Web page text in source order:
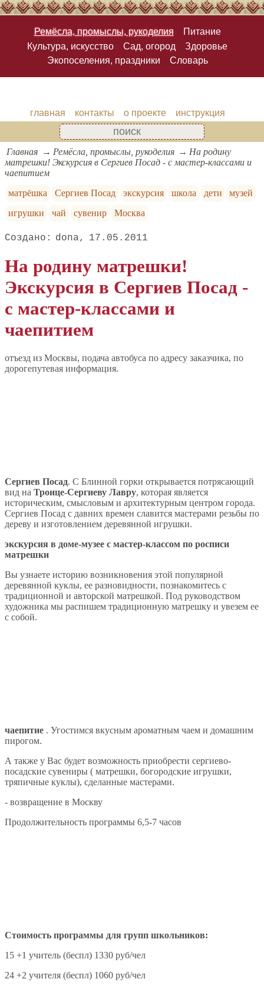
Ремёсла, промыслы, рукоделия
Питание
Культура, искусство
Сад, огород
Здоровье
Экопоселения, праздники
Словарь
главная контакты о проекте инструкция
Главная Ремёсла, промыслы, рукоделия
На родину
матрешки! Экскурсия в Сергиев Посад - с мастер-классами и
чаепитием
матрёшка
Сергиев Посад экскурсия школа дети
музей
игрушки
чай сувенир Москва
dona 17.05.2011
На родину матрешки!
Экскурсия в Сергиев Посад -
с мастер-классами и
чаепитием
отъезд из Москвы, подача автобуса по адресу заказчика, по
дорогепутевая информация.
Сергиев Посад. С Блинной горки открывается потрясающий
вид на Троице-Сергиеву Лавру, которая является
историческим, смысловым и архитектурным центром города.
Сергиев Посад с давних времен славится мастерами резьбы по
дереву и изготовлением деревянной игрушки.
экскурсия в доме-музее с мастер-классом по росписи
матрешки
Вы узнаете историю возникновения этой популярной
деревянной куклы, ее разновидности, познакомитесь с
традиционной и авторской матрешкой. Под руководством
художника мы распишем традиционную матрешку и увезем ее
с собой.
чаепитие . Угостимся вкусным ароматным чаем и домашним
пирогом.
А также у Вас будет возможность приобрести сергиево-
посадские сувениры ( матрешки, богородские игрушки,
тряпичные куклы), сделанные мастерами.
- возвращение в Москву
Продолжительность программы 6,5-7 часов
Стоимость программы для групп школьников:
15 +1 учитель (беспл) 1330 руб/чел
24 +2 учителя (беспл) 1060 руб/чел